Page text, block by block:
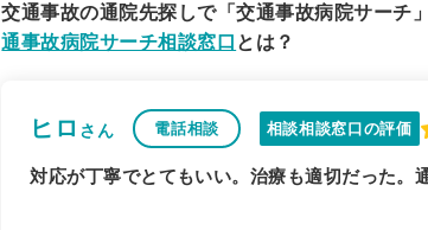
交通事故の通院先探しで「交通事故病院サーチ
通事故病院サーチ相談窓口 とは？
ヒロ さん 電話相談 相談相談窓口の評価
対応が丁寧でとてもいい。治療も適切だった。